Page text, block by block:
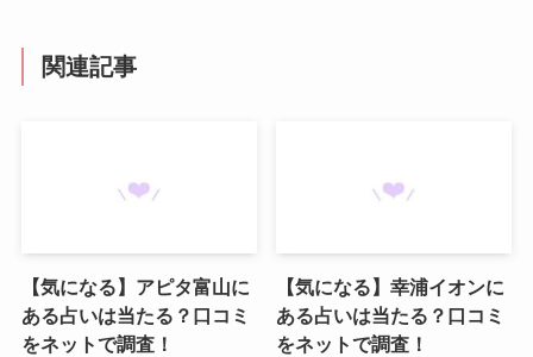
関連記事
【気になる】アピタ富山に
ある占いは当たる？口コミ
をネットで調査！
【気になる】幸浦イオンに
ある占いは当たる？口コミ
をネットで調査！